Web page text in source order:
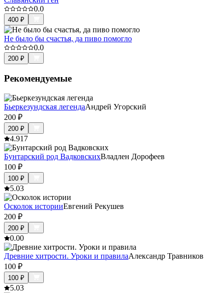
0.0
400 ₽
Не было бы счастья, да пиво помогло
0.0
200 ₽
Рекомендуемые
Бьеркезундская легендаАндрей Угорский
200 ₽
200 ₽
4.917
Бунтарский род ВадковскихВладлен Дорофеев
100 ₽
100 ₽
5.03
Осколок историиЕвгений Рекушев
200 ₽
200 ₽
0.00
Древние хитрости. Уроки и правилаАлександр Травников
100 ₽
100 ₽
5.03